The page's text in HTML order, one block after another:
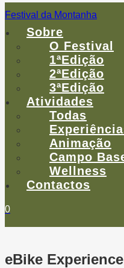
Festival da Montanha
MenuSobre
O Festival
1ªEdição
2ªEdição
3ªEdição
Atividades
Todas
Animação
Campo
Wellness
Contactos
0
eBike